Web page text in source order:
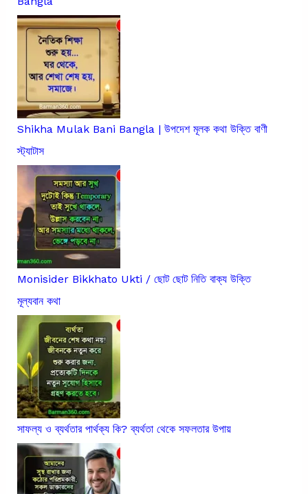
Shikha Mulak Bani Bangla | উপদেশ মূলক কথা উক্তি বাণী
স্ট্যাটাস
Monisider Bikkhato Ukti / ছোট ছোট নিতি বাক্য উক্তি
মূল্যবান কথা
সাফল্য ও ব্যর্থতার পার্থক্য কি? ব্যর্থতা থেকে সফলতার উপায়